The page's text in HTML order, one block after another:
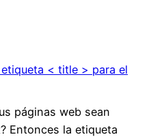
< title > para el
páginas web sean
Entonces la etiqueta